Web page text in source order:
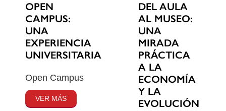
OPEN
CAMPUS:
UNA
EXPERIENCIA
UNIVERSITARIA
Open Campus
VER MÁS
DEL AULA
AL MUSEO:
UNA
MIRADA
PRÁCTICA
A LA
ECONOMÍA
Y LA
EVOLUCIÓN